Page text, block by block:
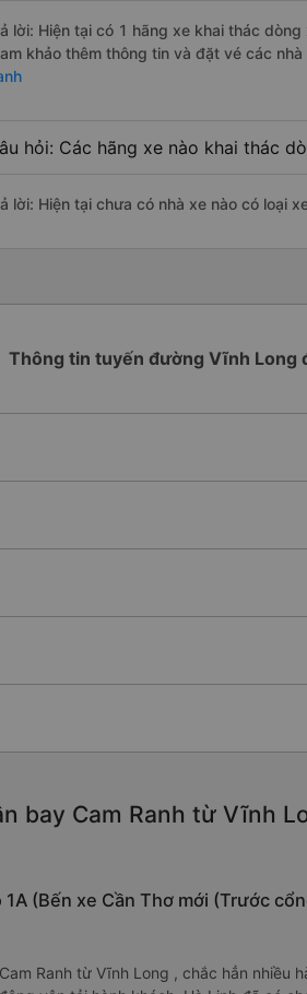
lời: Hiện tại có 1 hãng xe khai thác
khảo thêm thông tin và đặt vé các
hỏi: Các hãng xe nào khai thác
lời: Hiện tại chưa có nhà xe nào có loại
Thông tin tuyến đường Vĩnh Long
bay Cam Ranh từ Vĩnh
(Bến xe Cần Thơ mới (Trước
Ranh từ Vĩnh Long , chắc hẳn nhiều